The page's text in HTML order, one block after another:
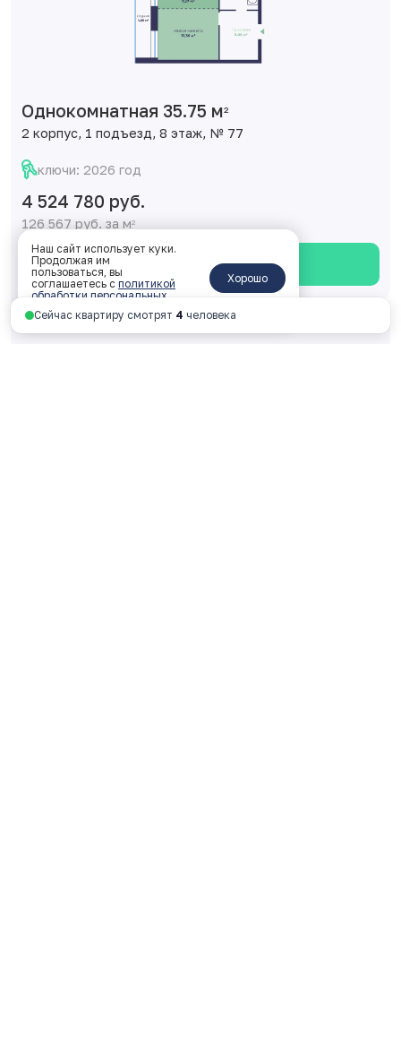
Однокомнатная 35.75 м2
2 корпус, 1 подъезд, 8 этаж, № 77
ключи: 2026 год
4 524 780 руб.
126 567 руб. за м2
Смотреть планировку
Сейчас квартиру смотрят 4 человека
Наш сайт использует куки.
Продолжая им
пользоваться, вы
соглашаетесь с политикой
обработки персональных
данных
Хорошо